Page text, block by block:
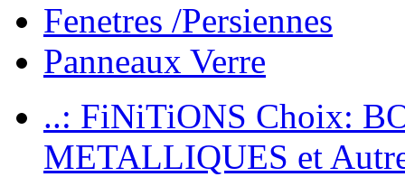
Fenetres /Persiennes
Panneaux Verre
..: FiNiTiONS Choix:
METALLIQUES et